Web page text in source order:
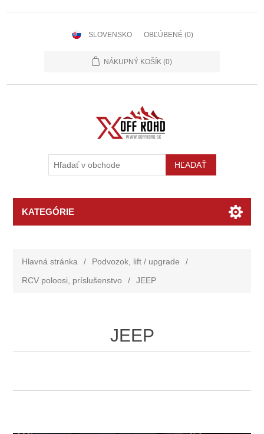
SLOVENSKO OBĽÚBENÉ (0)
NÁKUPNÝ KOŠÍK (0)
KATEGÓRIE
Hlavná stránka / Podvozok, lift / upgrade
/
RCV poloosi, príslušenstvo
/ JEEP
JEEP